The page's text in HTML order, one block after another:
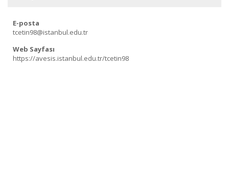
E-posta
tcetin98@istanbul.edu.tr
Web Sayfası
https://avesis.istanbul.edu.tr/tcetin98